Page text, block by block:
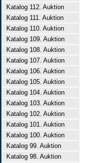
Katalog 112. Auktion
Katalog 111. Auktion
Katalog 110. Auktion
Katalog 109. Auktion
Katalog 108. Auktion
Katalog 107. Auktion
Katalog 106. Auktion
Katalog 105. Auktion
Katalog 104. Auktion
Katalog 103. Auktion
Katalog 102. Auktion
Katalog 101. Auktion
Katalog 100. Auktion
Katalog 99. Auktion
Katalog 98. Auktion